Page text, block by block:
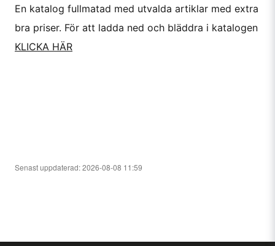
En katalog fullmatad med utvalda artiklar med extra
bra priser. För att ladda ned och bläddra i katalogen
KLICKA HÄR
Senast uppdaterad: 2026-08-08 11:59